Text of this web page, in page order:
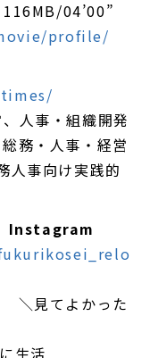
04’00”
profile/
人事・組織開発
務・人事・経営
人事向け実践的
Instagram
＼見てよかった